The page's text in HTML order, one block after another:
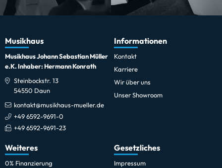
Musikhaus
Musikhaus Johann Sebastian Müller
e.K. Inhaber: Hermann Konrath
Steinbockstr. 13
54550 Daun
kontakt@musikhaus-mueller.de
+49 6592-9691-0
+49 6592-9691-23
Informationen
Kontakt
Karriere
Wir über uns
Unser Showroom
Weiteres
0% Finanzierung
Gesetzliches
Impressum